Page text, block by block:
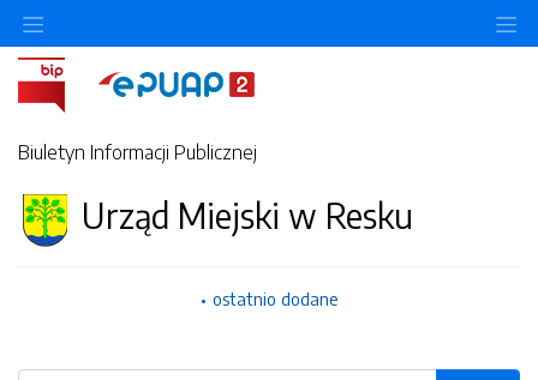
Biuletyn Informacji Publicznej
Urząd Miejski w Resku
ostatnio dodane